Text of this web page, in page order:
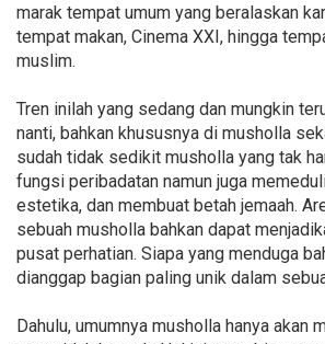
marak tempat umum yang beralaskan
tempat makan, Cinema XXI, hingga
muslim.
Tren inilah yang sedang dan mungkin
nanti, bahkan khususnya di musholla
sudah tidak sedikit musholla yang tak
fungsi peribadatan namun juga
estetika, dan membuat betah jemaah.
sebuah musholla bahkan dapat
pusat perhatian. Siapa yang menduga
dianggap bagian paling unik dalam
Dahulu, umumnya musholla hanya akan